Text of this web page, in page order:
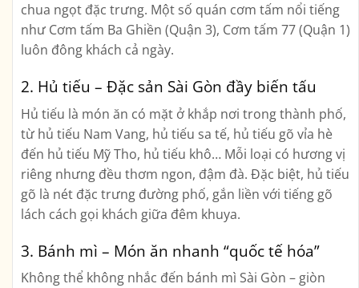
chua ngọt đặc trưng. Một số quán cơm tấm nổi tiếng
như Cơm tấm Ba Ghiền (Quận 3), Cơm tấm 77 (Quận 1)
luôn đông khách cả ngày.
2. Hủ tiếu – Đặc sản Sài Gòn đầy biến tấu
Hủ tiếu là món ăn có mặt ở khắp nơi trong thành phố,
từ hủ tiếu Nam Vang, hủ tiếu sa tế, hủ tiếu gõ vỉa hè
đến hủ tiếu Mỹ Tho, hủ tiếu khô… Mỗi loại có hương vị
riêng nhưng đều thơm ngon, đậm đà. Đặc biệt, hủ tiếu
gõ là nét đặc trưng đường phố, gắn liền với tiếng gõ
lách cách gọi khách giữa đêm khuya.
3. Bánh mì – Món ăn nhanh “quốc tế hóa”
Không thể không nhắc đến bánh mì Sài Gòn – giòn